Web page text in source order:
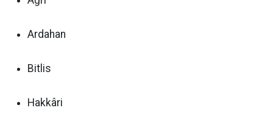
Ardahan
Bitlis
Hakkâri